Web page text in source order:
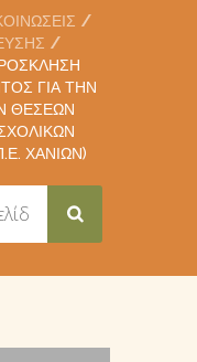
ΓΙΑ ΤΗΝ
ΘΈΣΕΩΝ
ΧΑΝΊΩΝ)